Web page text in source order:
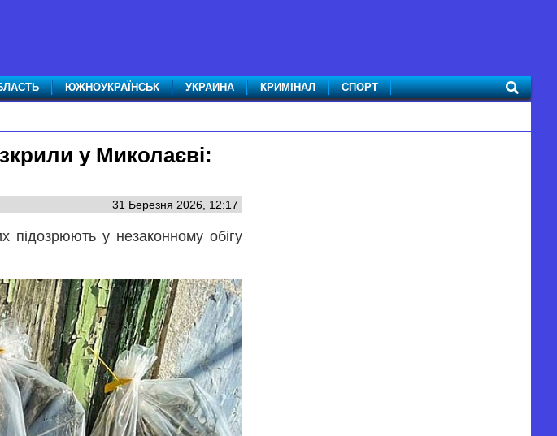
ЮЖНОУКРАЇНСЬК УКРАИНА КРИМІНАЛ СПОРТ
у Миколаєві:
31 Березня 2026, 12:17
підозрюють у незаконному обігу